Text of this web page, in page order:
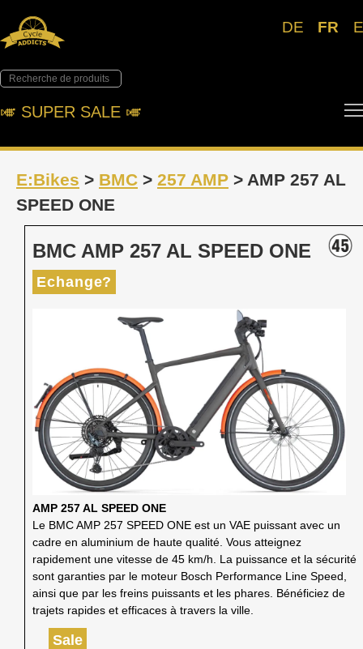
DE FR
🎺︎ SUPER SALE 🎺︎
E:Bikes > BMC > 257 AMP > AMP 257 AL
SPEED ONE
BMC AMP 257 AL SPEED ONE
Echange?
AMP 257 AL SPEED ONE
Le BMC AMP 257 SPEED ONE est un VAE puissant avec un
cadre en aluminium de haute qualité. Vous atteignez
rapidement une vitesse de 45 km/h. La puissance et la sécurité
sont garanties par le moteur Bosch Performance Line Speed,
ainsi que par les freins puissants et les phares. Bénéficiez de
trajets rapides et efficaces à travers la ville.
Sale